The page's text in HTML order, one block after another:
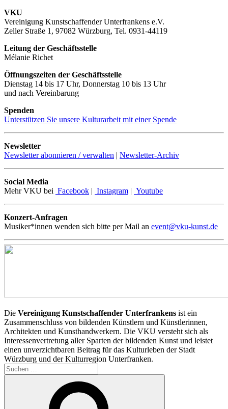
VKU
Vereinigung Kunstschaffender Unterfrankens e.V.
Zeller Straße 1, 97082 Würzburg, Tel. 0931-44119
Leitung der Geschäftsstelle
Mélanie Richet
Öffnungszeiten der Geschäftsstelle
Dienstag 14 bis 17 Uhr, Donnerstag 10 bis 13 Uhr
und nach Vereinbarung
Spenden
Unterstützen Sie unsere Kulturarbeit mit einer Spende
Newsletter
Newsletter abonnieren / verwalten | Newsletter-Archiv
Social Media
Mehr VKU bei Facebook | Instagram | Youtube
Konzert-Anfragen
Musiker*innen wenden sich bitte per Mail an event@vku-kunst.de
Die Vereinigung Kunstschaffender Unterfrankens ist ein
Zusammenschluss von bildenden Künstlern und Künstlerinnen,
Architekten und Kunsthandwerkern. Die VKU versteht sich als
Interessenvertretung aller Sparten der bildenden Kunst und leistet
einen unverzichtbaren Beitrag für das Kulturleben der Stadt
Würzburg und der Kulturregion Unterfranken.
Suchen
nach: